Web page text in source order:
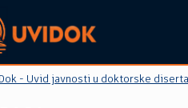
- Uvid javnosti u doktorske